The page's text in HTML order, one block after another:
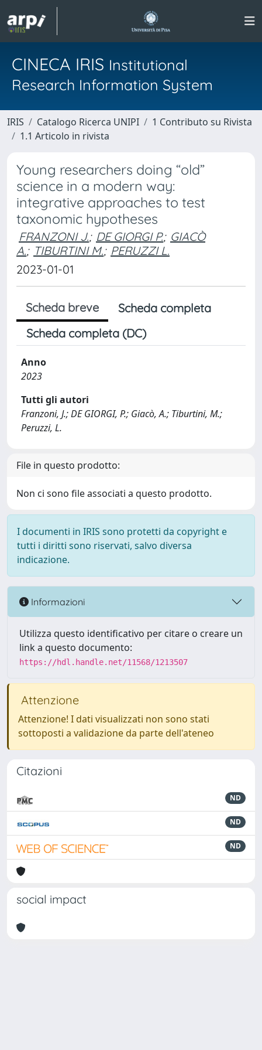
CINECA IRIS Institutional
Research Information System
IRIS Catalogo Ricerca UNIPI
1 Contributo su Rivista
1.1 Articolo in rivista
Young researchers doing “old”
science in a modern way:
integrative approaches to test
taxonomic hypotheses
FRANZONI J.; DE GIORGI P.; GIACÒ
A.; TIBURTINI M.; PERUZZI L.
2023-01-01
Scheda breve
Scheda completa
Scheda completa (DC)
Anno
2023
Tutti gli autori
Franzoni, J.; DE GIORGI, P.; Giacò, A.; Tiburtini, M.;
Peruzzi, L.
File in questo prodotto:
Non ci sono file associati a questo prodotto.
I documenti in IRIS sono protetti da copyright e
tutti i diritti sono riservati, salvo diversa
indicazione.
Informazioni
Utilizza questo identificativo per citare o creare un
link a questo documento:
https://hdl.handle.net/11568/1213507
Attenzione
Attenzione! I dati visualizzati non sono stati
sottoposti a validazione da parte dell'ateneo
Citazioni
ND
ND
ND
social impact